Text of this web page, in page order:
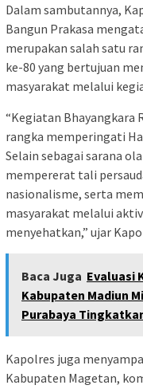
Dalam sambutannya,
Bangun Prakasa
merupakan salah satu
ke-80 yang bertujuan
masyarakat melalui
“Kegiatan Bhayangkara
rangka memperingati
Selain sebagai sarana
mempererat tali
nasionalisme, serta
masyarakat melalui
menyehatkan,” ujar
Baca Juga Evaluasi
Kabupaten Madiun
Purabaya
Kapolres juga
Kabupaten Magetan,